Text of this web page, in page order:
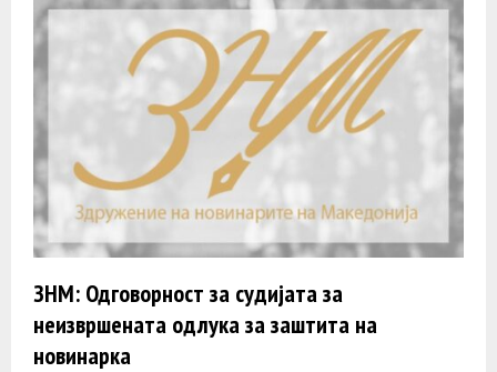
ЗНМ: Одговорност за судијата за
неизвршената одлука за заштита на
новинарка